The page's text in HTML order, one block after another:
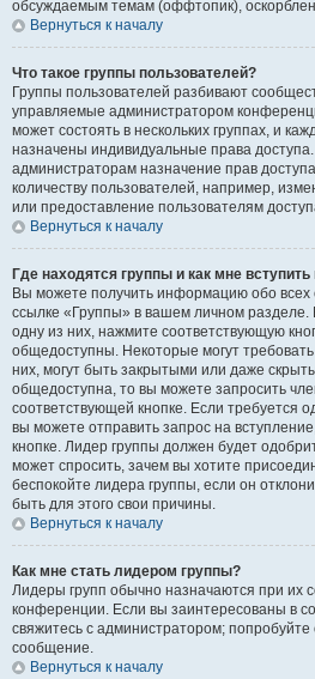
обсуждаемым темам (оффтопик),
Вернуться к началу
Что такое группы пользователей?
Группы пользователей разбивают
управляемые администратором
может состоять в нескольких группах, и
назначены индивидуальные права
администраторам назначение прав
количеству пользователей, например,
или предоставление пользователям
Вернуться к началу
Где находятся группы и как мне вступить
Вы можете получить информацию обо всех
ссылке «Группы» в вашем личном разделе.
одну из них, нажмите соответствующую
общедоступны. Некоторые могут
них, могут быть закрытыми или даже
общедоступна, то вы можете запросить
соответствующей кнопке. Если требуется
вы можете отправить запрос на
кнопке. Лидер группы должен будет
может спросить, зачем вы хотите
беспокойте лидера группы, если он
быть для этого свои причины.
Вернуться к началу
Как мне стать лидером группы?
Лидеры групп обычно назначаются при их
конференции. Если вы заинтересованы в
свяжитесь с администратором; попробуйте
сообщение.
Вернуться к началу